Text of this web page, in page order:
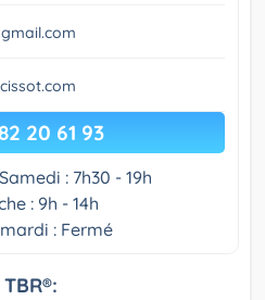
20 61 93
: 7h30 - 19h
: 9h - 14h
: Fermé